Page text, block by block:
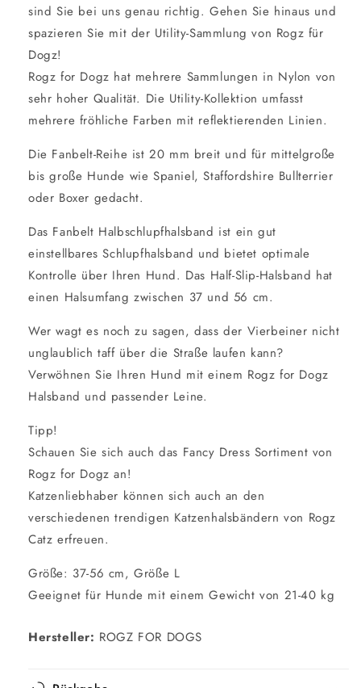
sind Sie bei uns genau richtig. Gehen Sie hinaus und
spazieren Sie mit der Utility-Sammlung von Rogz für
Dogz!
Rogz for Dogz hat mehrere Sammlungen in Nylon von
sehr hoher Qualität. Die Utility-Kollektion umfasst
mehrere fröhliche Farben mit reflektierenden Linien.
Die Fanbelt-Reihe ist 20 mm breit und für mittelgroße
bis große Hunde wie Spaniel, Staffordshire Bullterrier
oder Boxer gedacht.
Das Fanbelt Halbschlupfhalsband ist ein gut
einstellbares Schlupfhalsband und bietet optimale
Kontrolle über Ihren Hund. Das Half-Slip-Halsband hat
einen Halsumfang zwischen 37 und 56 cm.
Wer wagt es noch zu sagen, dass der Vierbeiner nicht
unglaublich taff über die Straße laufen kann?
Verwöhnen Sie Ihren Hund mit einem Rogz for Dogz
Halsband und passender Leine.
Tipp!
Schauen Sie sich auch das Fancy Dress Sortiment von
Rogz for Dogz an!
Katzenliebhaber können sich auch an den
verschiedenen trendigen Katzenhalsbändern von Rogz
Catz erfreuen.
Größe: 37-56 cm, Größe L
Geeignet für Hunde mit einem Gewicht von 21-40 kg
Hersteller: ROGZ FOR DOGS